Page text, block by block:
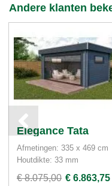
Andere klanten
Elegance Tata
Afmetingen: 335 x 469 cm
Houtdikte: 33 mm
€ 8.075,00 € 6.863,75